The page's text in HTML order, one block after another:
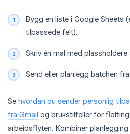
Bygg en liste i Google Sheets
tilpassede felt).
Skriv én mal med plassholdere
Send eller planlegg batchen
Se hvordan du sender personlig
fra Gmail og brukstilfeller for
arbeidsflyten. Kombiner